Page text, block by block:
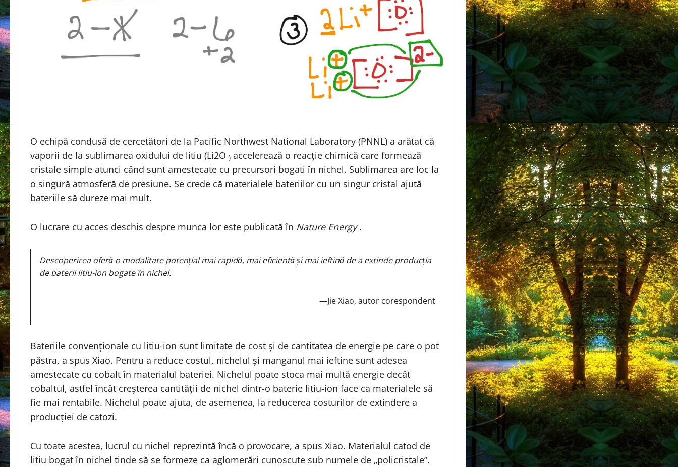
O echipă condusă de cercetători de la Pacific Northwest National Laboratory (PNNL) a arătat că
vaporii de la sublimarea oxidului de litiu (Li2O ) accelerează o reacție chimică care formează
cristale simple atunci când sunt amestecate cu precursori bogati în nichel. Sublimarea are loc la
o singură atmosferă de presiune. Se crede că materialele bateriilor cu un singur cristal ajută
bateriile să dureze mai mult.
O lucrare cu acces deschis despre munca lor este publicată în Nature Energy.
Descoperirea oferă o modalitate potențial mai rapidă, mai eficientă și mai ieftină de a extinde producția
de baterii litiu-ion bogate în nichel.
—Jie Xiao, autor corespondent
Bateriile convenționale cu litiu-ion sunt limitate de cost și de cantitatea de energie pe care o pot
păstra, a spus Xiao. Pentru a reduce costul, nichelul și manganul mai ieftine sunt adesea
amestecate cu cobalt în materialul bateriei. Nichelul poate stoca mai multă energie decât
cobaltul, astfel încât creșterea cantității de nichel dintr-o baterie litiu-ion face ca materialele să
fie mai rentabile. Nichelul poate ajuta, de asemenea, la reducerea costurilor de extindere a
producției de catozi.
Cu toate acestea, lucrul cu nichel reprezintă încă o provocare, a spus Xiao. Materialul catod de
litiu bogat în nichel tinde să se formeze ca aglomerări cunoscute sub numele de „policristale”.